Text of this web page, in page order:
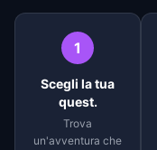
1
Scegli la tua
quest.
Trova
un'avventura che